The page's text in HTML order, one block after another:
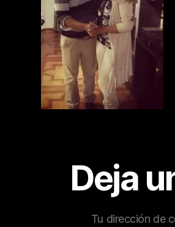
Deja
Tu dirección de